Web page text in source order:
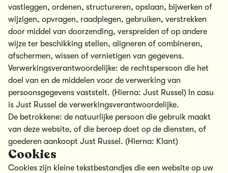
vastleggen, ordenen, structureren, opslaan, bijwerken of
wijzigen, opvragen, raadplegen, gebruiken, verstrekken
door middel van doorzending, verspreiden of op andere
wijze ter beschikking stellen, aligneren of combineren,
afschermen, wissen of vernietigen van gegevens.
Verwerkingsverantwoordelijke: de rechtspersoon die het
doel van en de middelen voor de verwerking van
persoonsgegevens vaststelt. (Hierna: Just Russel) In casu
is Just Russel de verwerkingsverantwoordelijke.
De betrokkene: de natuurlijke persoon die gebruik maakt
van deze website, of die beroep doet op de diensten, of
goederen aankoopt Just Russel. (Hierna: Klant)
Cookies
Cookies zijn kleine tekstbestandjes die een website op uw